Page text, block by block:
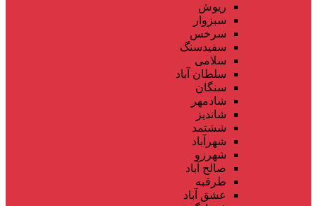
ریوش
سبزوار
سرخس
سفیدسنگ
سلامی
سلطان آباد
سنگان
شادمهر
شاندیز
ششتمد
شهرآباد
شهرزو
صالح آباد
طرقبه
عشق آباد